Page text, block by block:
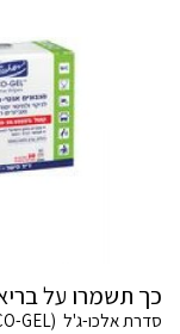
כך תשמרו על
סדרת אלכו-ג'ל (ALCO-GEL) וסדרת אלכו-ג'ל PHARMA WIPES